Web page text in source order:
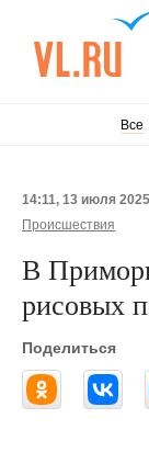
Все
14:11, 13 июля 2025
Происшествия
В
рисовых
Поделиться